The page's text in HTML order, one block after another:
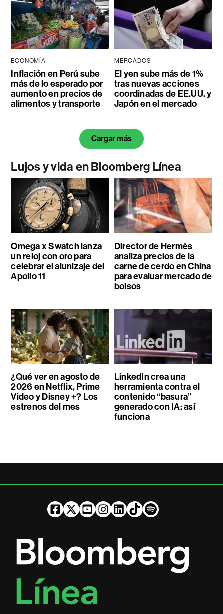
ECONOMÍA
Inflación en Perú sube
más de lo esperado por
aumento en precios de
alimentos y transporte
MERCADOS
El yen sube más de 1%
tras nuevas acciones
coordinadas de EE.UU. y
Japón en el mercado
Cargar más
Lujos y vida en Bloomberg Línea
Omega x Swatch lanza
un reloj con oro para
celebrar el alunizaje del
Apollo 11
Director de Hermès
analiza precios de la
carne de cerdo en China
para evaluar mercado de
bolsos
¿Qué ver en agosto de
2026 en Netflix, Prime
Video y Disney +? Los
estrenos del mes
LinkedIn crea una
herramienta contra el
contenido “basura”
generado con IA: así
funciona